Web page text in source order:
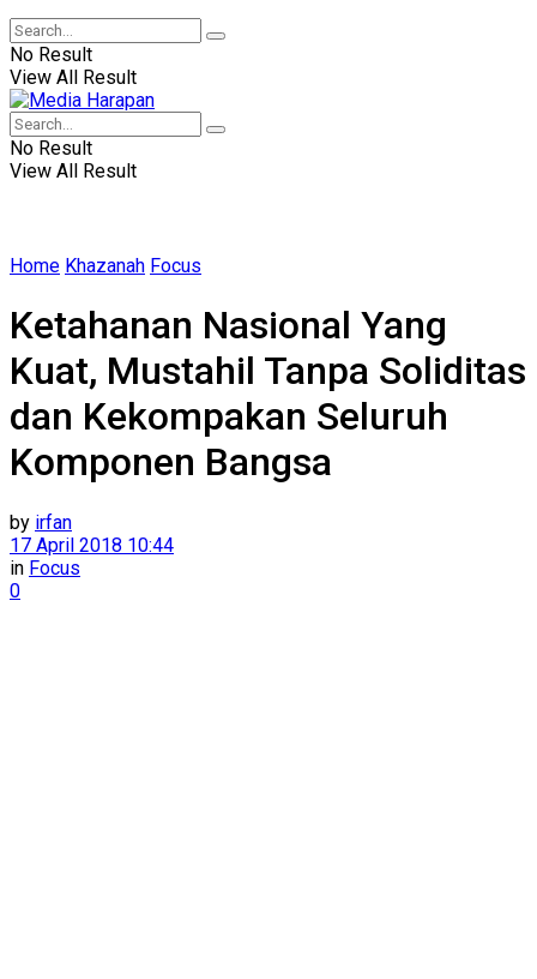
No Result
View All Result
No Result
View All Result
Home Khazanah Focus
Ketahanan Nasional Yang
Kuat, Mustahil Tanpa Soliditas
dan Kekompakan Seluruh
Komponen Bangsa
by irfan
17 April 2018 10:44
in Focus
0